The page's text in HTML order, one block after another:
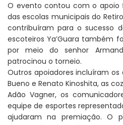
O evento contou com o apoio
das escolas municipais do
contribuíram para o sucesso
escoteiros Ya’Guara também
por meio do senhor
patrocinou o torneio.
Outros apoiadores incluíram os
Bueno e Renato Kinoshita, as
Adão Vagner, os
equipe de esportes
ajudaram na premiação. O